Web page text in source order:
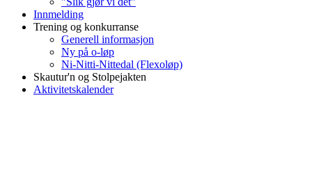
Innmelding
Trening og konkurranse
Generell informasjon
Ny på o-løp
Ni-Nitti-Nittedal (Flexoløp)
Skautur'n og Stolpejakten
Aktivitetskalender